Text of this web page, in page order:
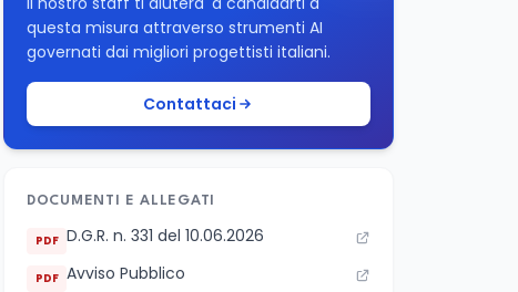
questa misura attraverso strumenti AI
governati dai migliori progettisti italiani.
Contattaci
DOCUMENTI E ALLEGATI
PDF D.G.R. n. 331 del 10.06.2026
PDF Avviso Pubblico